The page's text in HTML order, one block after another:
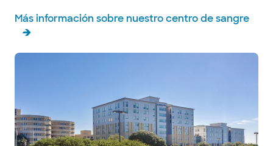
Más información sobre nuestro centro de sangre